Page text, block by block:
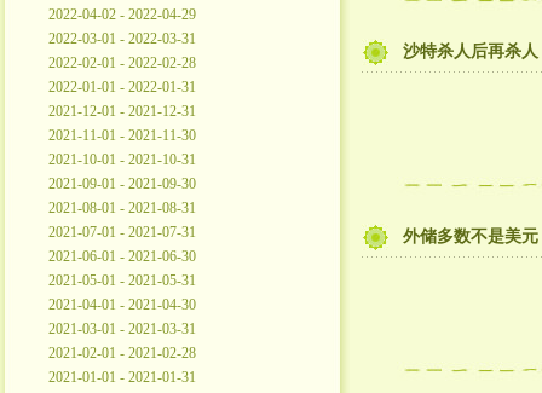
2022-04-02 - 2022-04-29
2022-03-01 - 2022-03-31
2022-02-01 - 2022-02-28
2022-01-01 - 2022-01-31
2021-12-01 - 2021-12-31
2021-11-01 - 2021-11-30
2021-10-01 - 2021-10-31
2021-09-01 - 2021-09-30
2021-08-01 - 2021-08-31
2021-07-01 - 2021-07-31
2021-06-01 - 2021-06-30
2021-05-01 - 2021-05-31
2021-04-01 - 2021-04-30
2021-03-01 - 2021-03-31
2021-02-01 - 2021-02-28
2021-01-01 - 2021-01-31
沙特杀人后再杀人
外储多数不是美元